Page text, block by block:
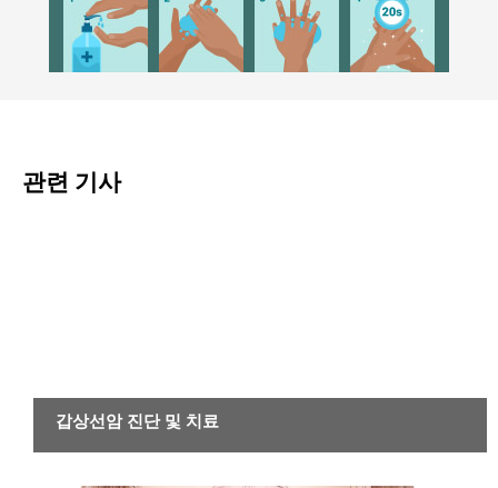
관련 기사
갑상선암 진단 및 치료